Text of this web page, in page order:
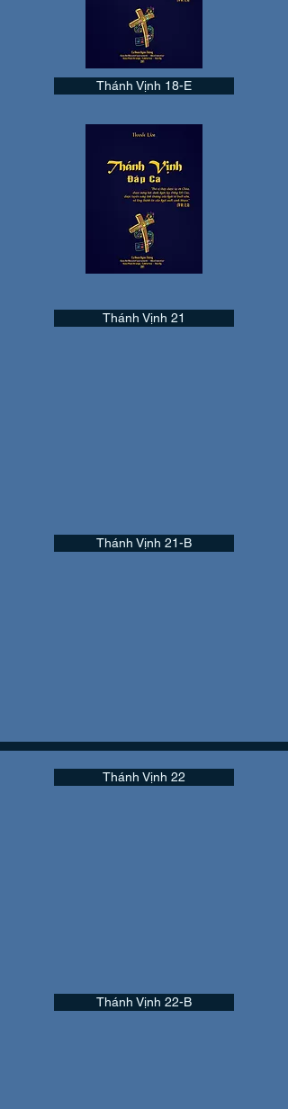
Thánh Vịnh 18-E
Thánh Vịnh 21
Thánh Vịnh 21-B
Thánh Vịnh 22
Thánh Vịnh 22-B